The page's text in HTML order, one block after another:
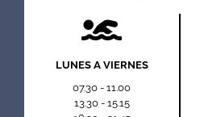
LUNES A VIERNES
07.30 - 11.00
13.30 - 15.15